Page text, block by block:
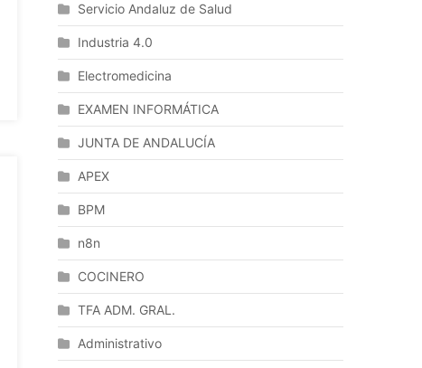
Servicio Andaluz de Salud
Industria 4.0
Electromedicina
EXAMEN INFORMÁTICA
JUNTA DE ANDALUCÍA
APEX
BPM
n8n
COCINERO
TFA ADM. GRAL.
Administrativo